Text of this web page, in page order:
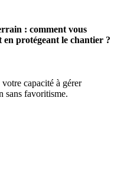
: comment vous
en protégeant le chantier ?
capacité à gérer
sans favoritisme.